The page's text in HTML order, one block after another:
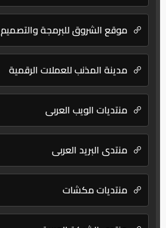
موقع الشروق للبرمجة والتصميم
مدينة المذنب للعملات الرقمية
منتديات الويب العربي
منتدى البريد العربي
منتديات مكشات